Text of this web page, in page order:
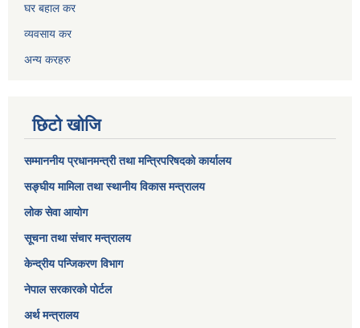
घर बहाल कर
व्यवसाय कर
अन्य करहरु
छिटो खोजि
सम्माननीय प्रधानमन्त्री तथा मन्त्रिपरिषद‌को कार्यालय
सङ्घीय मामिला तथा स्थानीय विकास मन्त्रालय
लोक सेवा आयोग
सूचना तथा संचार मन्त्रालय
केन्द्रीय पन्जिकरण विभाग
नेपाल सरकारको पोर्टल
अर्थ मन्त्रालय